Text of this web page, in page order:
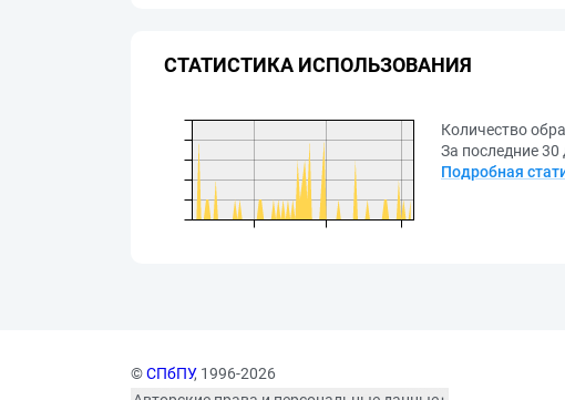
СТАТИСТИКА ИСПОЛЬЗОВАНИЯ
Количество
За последние 30
Подробная
©СПбПУ, 1996-2026